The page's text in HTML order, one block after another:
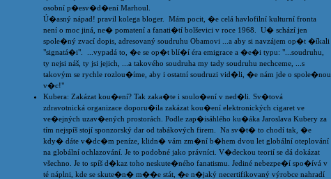
osobní p�esv�d�ení Marhoul.
Ú�asný nápad! pravil kolega bloger. Mám pocit, �e celá havlofilní kulturní fronta
není o moc jiná, ne� pomatení a fanati�tí bolševici v roce 1968. U� schází jen
spole�ný zvací dopis, adresovaný soudruhu Obamovi ...a aby si navzájem op�t �íkali
"signatá�i". ...vypadá to, �e se op�t blí�í éra emigrace a �e�i typu: "...soudruhu,
ty nejsi náš, ty jsi jejich, ...a takového soudruha my tady soudruhu nechceme, ...s
takovým se rychle rozlou�íme, aby i ostatní soudruzi vid�li, �e nám jde o spole�nou
v�c!"
Kubera: Zakázat kou�ení? Tak zaka�te i soulo�ení v ned�li. Sv�tová
zdravotnická organizace doporu�ila zakázat kou�ení elektronických cigaret ve
ve�ejných uzav�ených prostorách. Podle zap�isáhlého ku�áka Jaroslava Kubery za
tím nejspíš stojí sponzorský dar od tabákových firem. Na sv�t� to chodí tak, �e
kdy� dáte v�dc�m peníze, klidn� vám zm�ní b�hem dvou let globální oteplování
na globální ochlazování. Je to podobné jako právníci. V�deckou teorií se dá dokázat
všechno. Je to spíš d�kaz toho neskute�ného fanatismu. Jediné nebezpe�í spo�ívá v
té náplni, kde se skute�n� m��e stát, �e n�jaký necertifikovaný výrobce nahradí